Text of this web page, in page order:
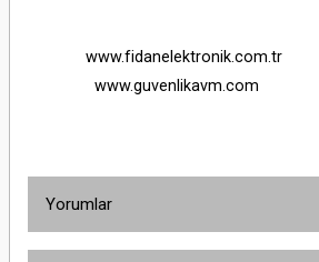
www.fidanelektronik.com.tr
www.guvenlikavm.com
Yorumlar